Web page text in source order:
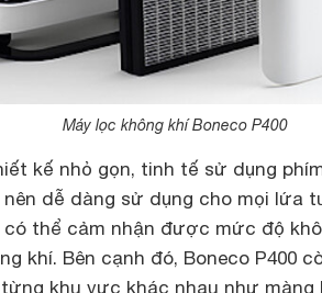
Máy lọc không khí Boneco P400
kế nhỏ gọn, tinh tế sử dụng
dễ dàng sử dụng cho mọi lứa
thể cảm nhận được mức độ
khí. Bên cạnh đó, Boneco P400
khu vực khác nhau như màng